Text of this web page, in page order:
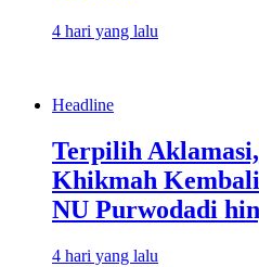
4 hari yang lalu
Headline
Terpilih
Khikmah
NU Purwodadi
4 hari yang lalu